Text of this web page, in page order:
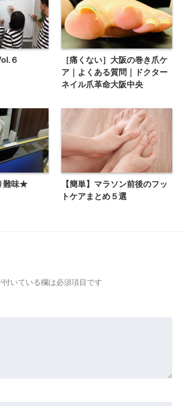
６
［痛くない］大阪の巻き爪ケ
ア｜よくある質問｜ドクター
ネイル爪革命大阪中央
難味★
【簡単】マラソン前後のフッ
トケアまとめ５選
付いている欄は必須項目です